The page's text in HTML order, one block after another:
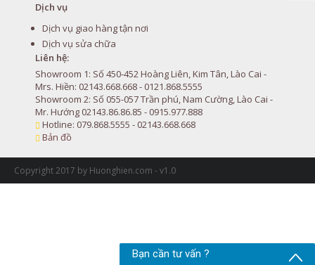
Dịch vụ
Dịch vụ giao hàng tận nơi
Dịch vụ sửa chữa
Liên hệ:
Showroom 1: Số 450-452 Hoàng Liên, Kim Tân, Lào Cai -
Mrs. Hiền: 02143.668.668 - 0121.868.5555
Showroom 2: Số 055-057 Trần phú, Nam Cường, Lào Cai -
Mr. Hướng 02143.86.86.85 - 0915.977.888
Hotline: 079.868.5555 - 02143.668.668
Bản đồ
Copyright 2017 by Huonghien.com - v1.0
Bạn cần tư vấn ?